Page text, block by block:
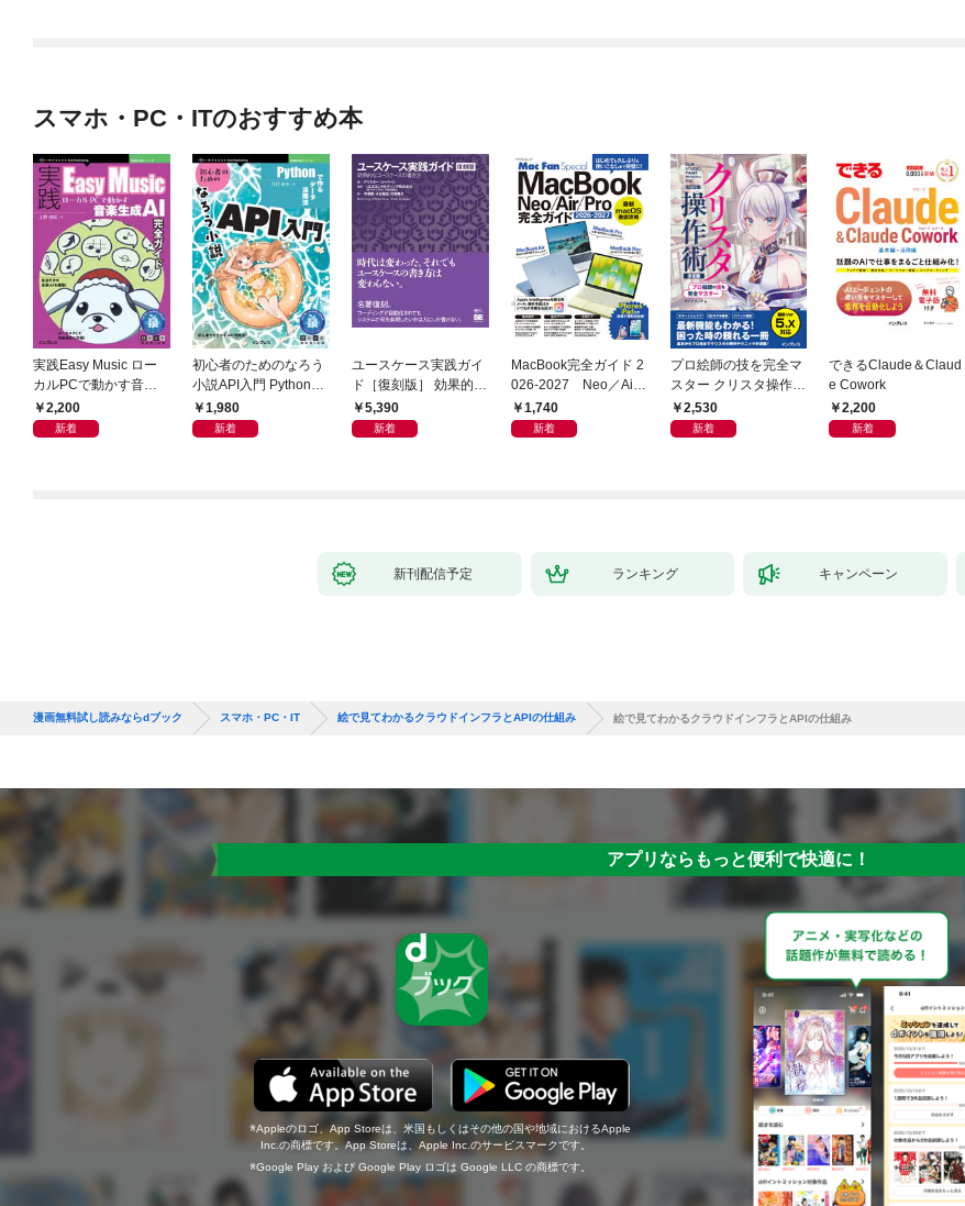
スマホ・PC・ITのおすすめ本
実践Easy Music ロー
カルPCで動かす音楽
生成AI完全ガイド
2,200
新着
初心者のためのなろう
小説API入門 Pythonで
作るデータ活用法
1,980
新着
ユースケース実践ガイ
ド［復刻版］ 効果的な
ユースケースの書き方
5,390
新着
MacBook完全ガイド 2
026-2027 Neo／Air
／Pro対応
1,740
新着
プロ絵師の技を完全マ
スター クリスタ操作術
決定版 改訂2版 CLIP S
TUDIO PAINT PRO/E
2,530
新着
できるClaude＆Claud
e Cowork
2,200
新着
新刊配信予定 ランキング キャンペーン
漫画無料試し読みならdブック スマホ・PC・IT 絵で見てわかるクラウドインフラとAPIの仕組み 絵で見てわかるクラウドインフラとAPIの仕組み
アプリならもっと便利で快適に！
Appleのロゴ、App Storeは、米国もしくはその他の国や地域におけるApple
Inc.の商標です。App Storeは、Apple Inc.のサービスマークです。
Google Play および Google Play ロゴは Google LLC の商標です。